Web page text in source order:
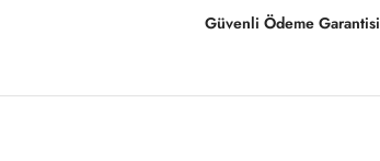
Güvenli Ödeme Garantisi